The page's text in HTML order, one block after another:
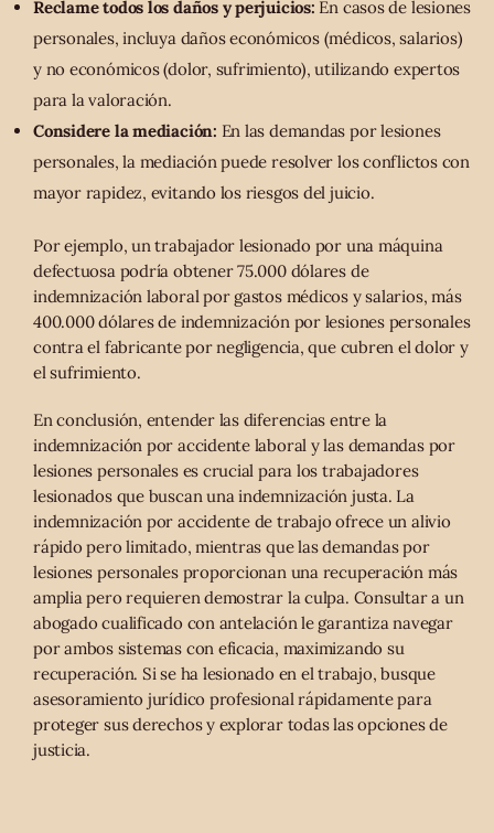
Reclame todos los daños y perjuicios: En casos de lesiones
personales, incluya daños económicos (médicos, salarios)
y no económicos (dolor, sufrimiento), utilizando expertos
para la valoración.
Considere la mediación: En las demandas por lesiones
personales, la mediación puede resolver los conflictos con
mayor rapidez, evitando los riesgos del juicio.
Por ejemplo, un trabajador lesionado por una máquina
defectuosa podría obtener 75.000 dólares de
indemnización laboral por gastos médicos y salarios, más
400.000 dólares de indemnización por lesiones personales
contra el fabricante por negligencia, que cubren el dolor y
el sufrimiento.
En conclusión, entender las diferencias entre la
indemnización por accidente laboral y las demandas por
lesiones personales es crucial para los trabajadores
lesionados que buscan una indemnización justa. La
indemnización por accidente de trabajo ofrece un alivio
rápido pero limitado, mientras que las demandas por
lesiones personales proporcionan una recuperación más
amplia pero requieren demostrar la culpa. Consultar a un
abogado cualificado con antelación le garantiza navegar
por ambos sistemas con eficacia, maximizando su
recuperación. Si se ha lesionado en el trabajo, busque
asesoramiento jurídico profesional rápidamente para
proteger sus derechos y explorar todas las opciones de
justicia.